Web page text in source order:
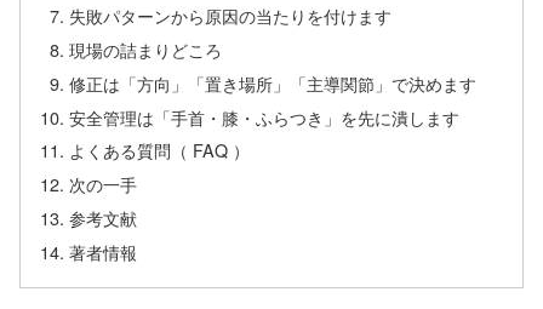
失敗パターンから原因の当たりを付けます
現場の詰まりどころ
修正は「方向」「置き場所」「主導関節」で決めます
安全管理は「手首・膝・ふらつき」を先に潰します
よくある質問（ FAQ ）
次の一手
参考文献
著者情報